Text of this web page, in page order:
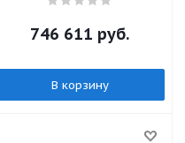
746 611 руб.
В корзину